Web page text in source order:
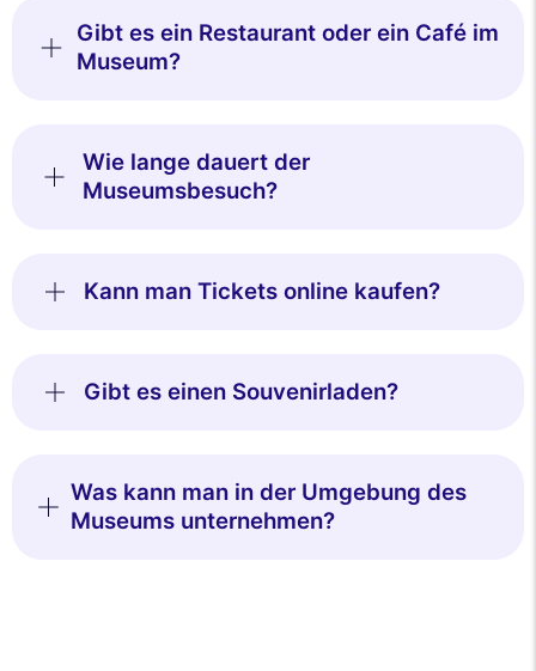
Gibt es ein Restaurant oder ein Café im
Museum?
Wie lange dauert der
Museumsbesuch?
Kann man Tickets online kaufen?
Gibt es einen Souvenirladen?
Was kann man in der Umgebung des
Museums unternehmen?